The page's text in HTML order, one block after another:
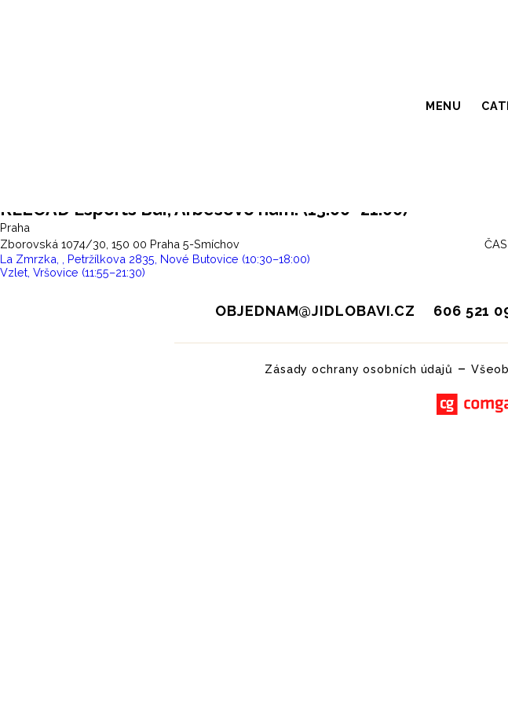
MENU
RELOAD
RELOAD Esports Bar, Arbesovo nám. (13:00–⁠21:00)
Praha
Zborovská 1074/30, 150 00 Praha 5-Smíchov ČAS NA
Navigace
pro
Previous
post:
La Zmrzka, , Petržílkova 2835, Nové Butovice (10:30–⁠18:00)
Vzlet, Vršovice (11:55–⁠21:30)
OBJEDNAM@JIDLOBAVI.CZ 606 521
Zásady ochrany osobních údajů –